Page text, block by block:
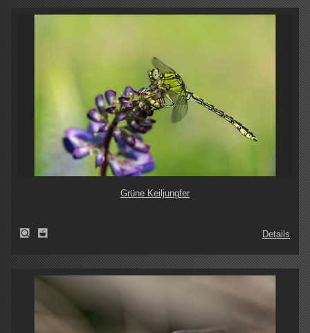
Grüne Keiljungfer
Details